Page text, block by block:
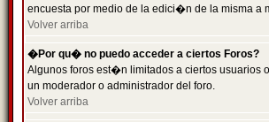
encuesta por medio de la edici�n de la misma a
Volver arriba
�Por qu� no puedo acceder a ciertos Foros?
Algunos foros est�n limitados a ciertos usuarios
un moderador o administrador del foro.
Volver arriba